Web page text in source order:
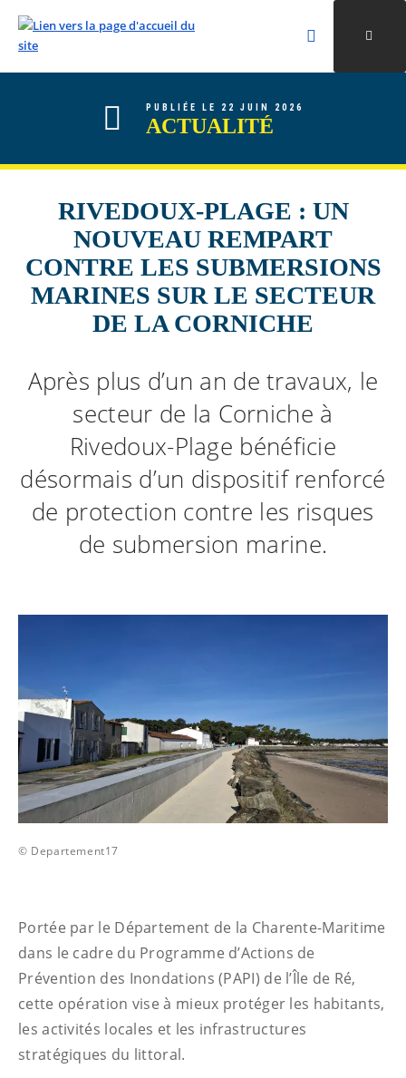
ALLER AU CONTENU
ALLER AU MENU
ALLER À LA RECHERCHE
Rechercher
Valider la
PUBLIÉE LE 22 JUIN 2026
ACTUALITÉ
RIVEDOUX-PLAGE : UN
NOUVEAU REMPART
CONTRE LES SUBMERSIONS
MARINES SUR LE SECTEUR
DE LA CORNICHE
Après plus d’un an de travaux, le
secteur de la Corniche à
Rivedoux-Plage bénéficie
désormais d’un dispositif renforcé
de protection contre les risques
de submersion marine.
© Departement17
Portée par le Département de la Charente-Maritime
dans le cadre du Programme d’Actions de
Prévention des Inondations (PAPI) de l’Île de Ré,
cette opération vise à mieux protéger les habitants,
les activités locales et les infrastructures
stratégiques du littoral.